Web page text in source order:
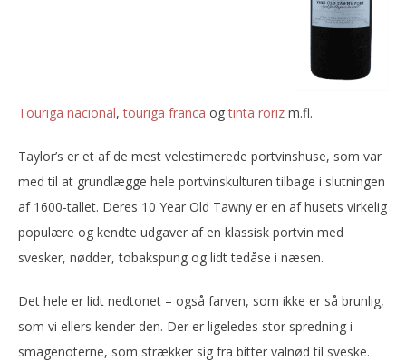
touriga nacional,touriga franca ogtinta roriz m.fl.
Taylor’s er et af de mest velestimerede portvinshuse, som var
med til at grundlægge hele portvinskulturen tilbage i slutningen
af 1600-tallet. Deres 10 Year Old Tawny er en af husets virkelig
populære og kendte udgaver af en klassisk portvin med
svesker, nødder, tobakspung og lidt tedåse i næsen.
Det hele er lidt nedtonet – også farven, som ikke er så brunlig,
som vi ellers kender den. Der er ligeledes stor spredning i
smagenoterne, som strækker sig fra bitter valnød til sveske.